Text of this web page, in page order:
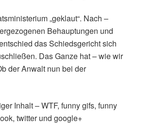
„geklaut“. Nach –
Behauptungen und
das Schiedsgericht sich
Das Ganze hat – wie wir
der Anwalt nun bei der
Inhalt – WTF, funny gifs, funny
twitter und google+